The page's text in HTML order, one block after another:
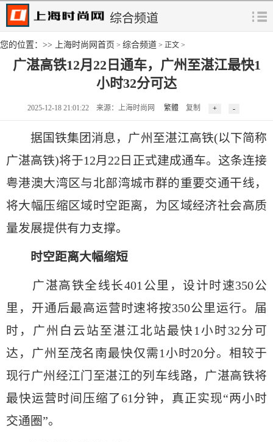
综合频道
您的位置：>> 上海时尚网首页 > 综合频道 > 正文 >
广湛高铁12月22日通车，广州至湛江最快1
小时32分可达
2025-12-18 21:01:22 来源：上海时尚网 繁體 复制
据国铁集团消息，广州至湛江高铁(以下简称
广湛高铁)将于12月22日正式建成通车。这条连接
粤港澳大湾区与北部湾城市群的重要交通干线，
将大幅压缩区域时空距离，为区域经济社会高质
量发展提供有力支撑。
时空距离大幅缩短
广湛高铁全线长401公里，设计时速350公
里，开通后最高运营时速将按350公里运行。届
时，广州白云站至湛江北站最快1小时32分可
达，广州至茂名南最快仅需1小时20分。相较于
现行广州经江门至湛江的列车线路，广湛高铁将
最快运营时间压缩了61分钟，真正实现“两小时
交通圈”。